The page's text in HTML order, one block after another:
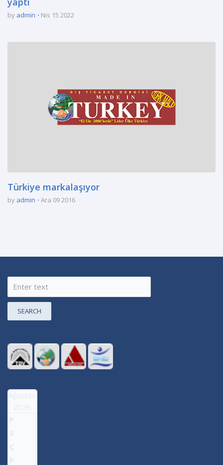
by admin Nis 15 2022
Türkiye markalaşıyor
by admin Ara 09 2016
SEARCH
Ağustos
2026
P
S
Ç
P